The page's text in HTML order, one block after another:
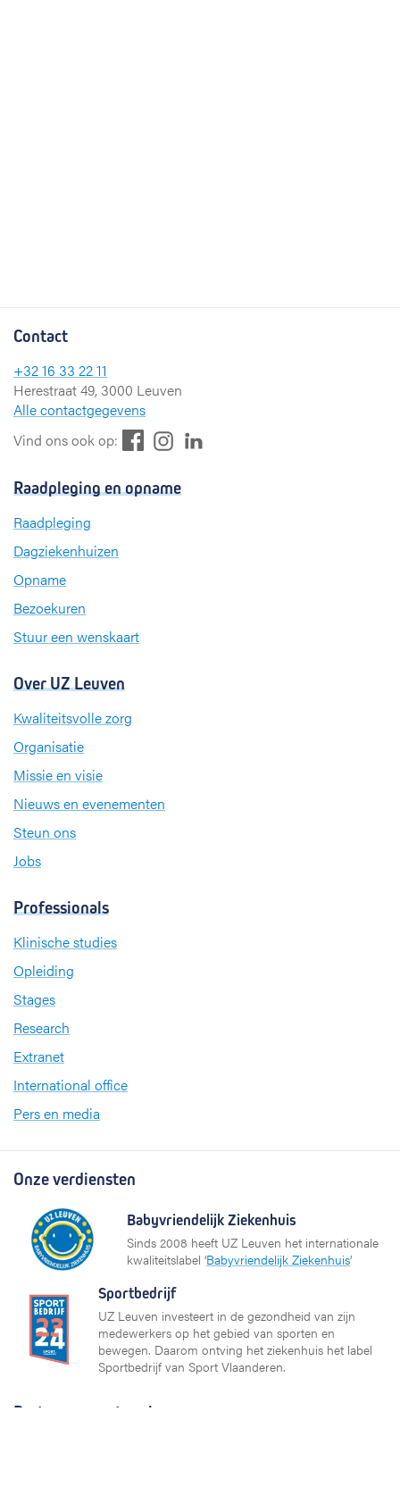
Contact
+32 16 33 22 11
Herestraat 49, 3000 Leuven
Alle contactgegevens
Vind ons ook op:
e
t
Raadpleging en opname
Raadpleging
Dagziekenhuizen
Opname
Bezoekuren
Stuur een wenskaart
Over UZ Leuven
Kwaliteitsvolle zorg
Organisatie
Missie en visie
Nieuws en evenementen
Steun ons
Jobs
Professionals
Klinische studies
Opleiding
Stages
Research
Extranet
International office
Pers en media
Onze verdiensten
Babyvriendelijk Ziekenhuis
Sinds 2008 heeft UZ Leuven het internationale
kwaliteitslabel ‘Babyvriendelijk Ziekenhuis’
Sportbedrijf
UZ Leuven investeert in de gezondheid van zijn
medewerkers op het gebied van sporten en
bewegen. Daarom ontving het ziekenhuis het label
Sportbedrijf van Sport Vlaanderen.
Partners en netwerken